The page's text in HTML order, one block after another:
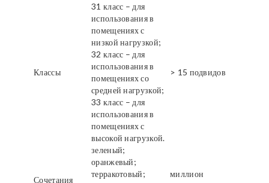
Классы
31 класс – для
использования в
помещениях с
низкой нагрузкой;
32 класс – для
использования в
помещениях со
средней нагрузкой;
33 класс – для
использования в
помещениях с
высокой нагрузкой.
> 15 подвидов
Сочетания
зеленый;
оранжевый;
терракотовый;
миллион